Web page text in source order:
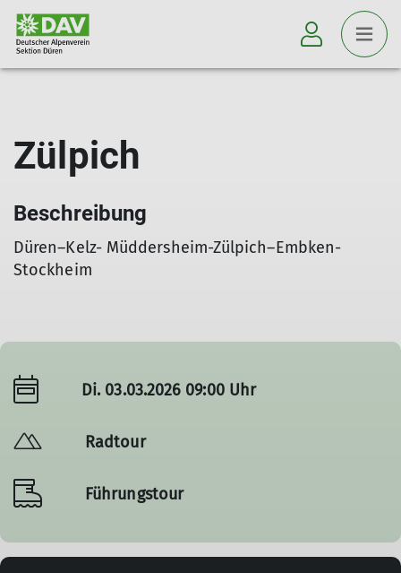
Zülpich
Beschreibung
Düren–Kelz- Müddersheim-Zülpich–Embken-
Stockheim
Di. 03.03.2026 09:00 Uhr
Radtour
Führungstour